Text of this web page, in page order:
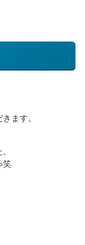
ます。
笑